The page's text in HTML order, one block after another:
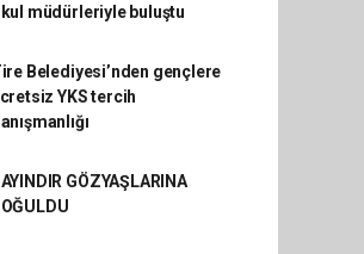
müdürleriyle buluştu
Belediyesi’nden gençlere
YKS tercih
GÖZYAŞLARINA